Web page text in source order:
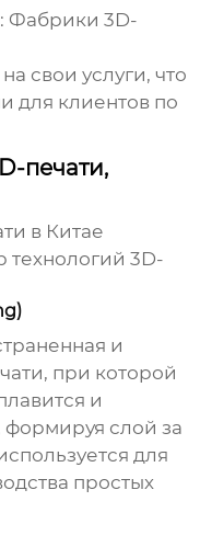
Фабрики 3D-
свои услуги, что
для клиентов по
печати,
в Китае
технологий 3D-
и
при которой
и
формируя слой за
для
простых